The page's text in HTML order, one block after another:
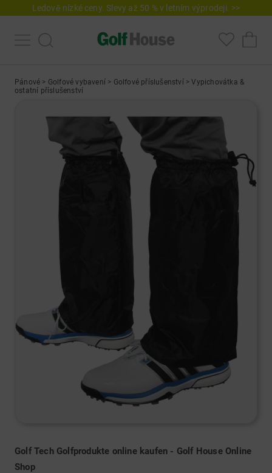
Ledově nízké ceny. Slevy až 50 % v letním výprodeji. >>
Pánové > Golfové vybavení > Golfové příslušenství >Vypichovátka &
ostatní příslušenství
Golf Tech Golfprodukte online kaufen - Golf House Online
Shop